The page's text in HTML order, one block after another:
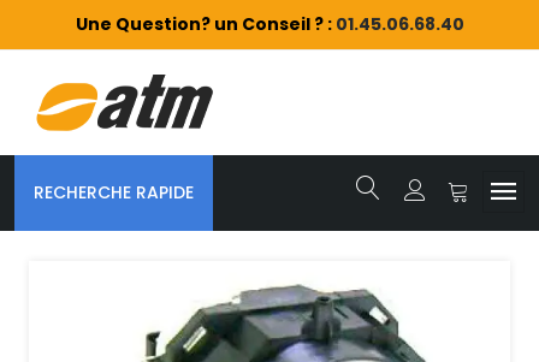
Une Question? un Conseil ? : 01.45.06.68.40
RECHERCHE RAPIDE